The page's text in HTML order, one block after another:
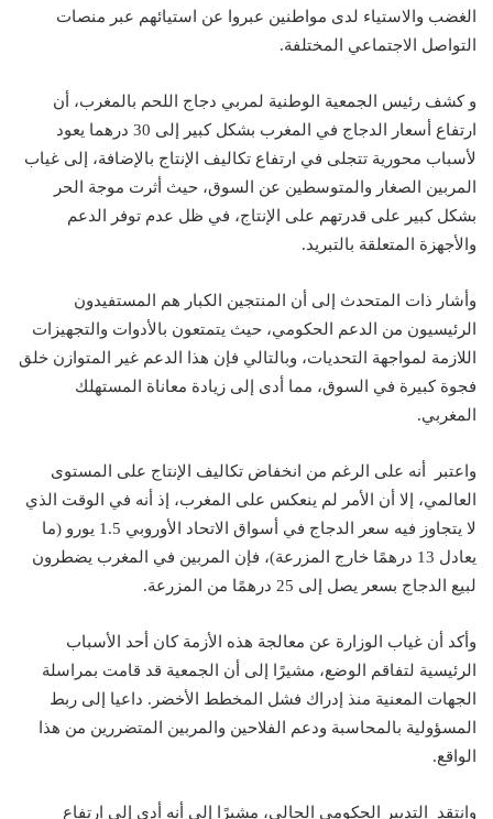
الغضب والاستياء لدى مواطنين عبروا عن استيائهم عبر منصات
التواصل الاجتماعي المختلفة.
و كشف رئيس الجمعية الوطنية لمربي دجاج اللحم بالمغرب، أن
ارتفاع أسعار الدجاج في المغرب بشكل كبير إلى 30 درهما يعود
لأسباب محورية تتجلى في ارتفاع تكاليف الإنتاج بالإضافة، إلى غياب
المربين الصغار والمتوسطين عن السوق، حيث أثرت موجة الحر
بشكل كبير على قدرتهم على الإنتاج، في ظل عدم توفر الدعم
والأجهزة المتعلقة بالتبريد.
وأشار ذات المتحدث إلى أن المنتجين الكبار هم المستفيدون
الرئيسيون من الدعم الحكومي، حيث يتمتعون بالأدوات والتجهيزات
اللازمة لمواجهة التحديات، وبالتالي فإن هذا الدعم غير المتوازن خلق
فجوة كبيرة في السوق، مما أدى إلى زيادة معاناة المستهلك
المغربي.
واعتبر أنه على الرغم من انخفاض تكاليف الإنتاج على المستوى
العالمي، إلا أن الأمر لم ينعكس على المغرب، إذ أنه في الوقت الذي
لا يتجاوز فيه سعر الدجاج في أسواق الاتحاد الأوروبي 1.5 يورو (ما
يعادل 13 درهمًا خارج المزرعة)، فإن المربين في المغرب يضطرون
لبيع الدجاج بسعر يصل إلى 25 درهمًا من المزرعة.
وأكد أن غياب الوزارة عن معالجة هذه الأزمة كان أحد الأسباب
الرئيسية لتفاقم الوضع، مشيرًا إلى أن الجمعية قد قامت بمراسلة
الجهات المعنية منذ إدراك فشل المخطط الأخضر. داعيا إلى ربط
المسؤولية بالمحاسبة ودعم الفلاحين والمربين المتضررين من هذا
الواقع.
وانتقد التدبير الحكومي الحالي، مشيرًا إلى أنه أدى إلى ارتفاع